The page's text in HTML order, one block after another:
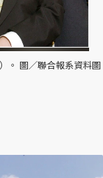
。 圖／聯合報系資料圖